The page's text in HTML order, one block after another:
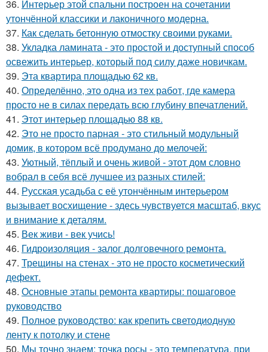
36. Интерьер этой спальни построен на сочетании
утончённой классики и лаконичного модерна.
37. Как сделать бетонную отмостку своими руками.
38. Укладка ламината - это простой и доступный способ
освежить интерьер, который под силу даже новичкам.
39. Эта квартира площадью 62 кв.
40. Определённо, это одна из тех работ, где камера
просто не в силах передать всю глубину впечатлений.
41. Этот интерьер площадью 88 кв.
42. Это не просто парная - это стильный модульный
домик, в котором всё продумано до мелочей:
43. Уютный, тёплый и очень живой - этот дом словно
вобрал в себя всё лучшее из разных стилей:
44. Русская усадьба с её утончённым интерьером
вызывает восхищение - здесь чувствуется масштаб, вкус
и внимание к деталям.
45. Век живи - век учись!
46. Гидроизоляция - залог долговечного ремонта.
47. Трещины на стенах - это не просто косметический
дефект.
48. Основные этапы ремонта квартиры: пошаговое
руководство
49. Полное руководство: как крепить светодиодную
ленту к потолку и стене
50. Мы точно знаем: точка росы - это температура, при